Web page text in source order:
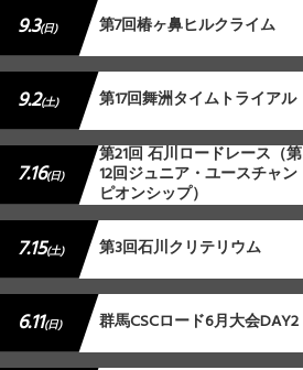
9.3(日) 第7回椿ヶ鼻ヒルクライム
9.2(土) 第17回舞洲タイムトライアル
7.16(日)
第21回 石川ロードレース（第
12回ジュニア・ユースチャン
ピオンシップ）
7.15(土) 第3回石川クリテリウム
6.11(日) 群馬CSCロード6月大会DAY2